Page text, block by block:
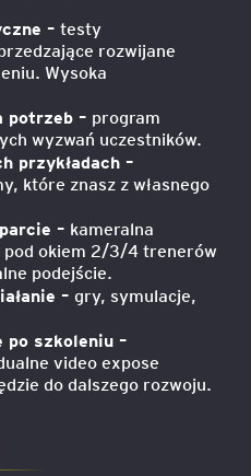
–testy
rozwijane
Wysoka
potrzeb – program
wyzwań uczestników.
przykładach –
które znasz z własnego
– kameralna
okiem 2/3/4 trenerów
podejście.
– gry, symulacje,
po szkoleniu –
video expose
do dalszego rozwoju.